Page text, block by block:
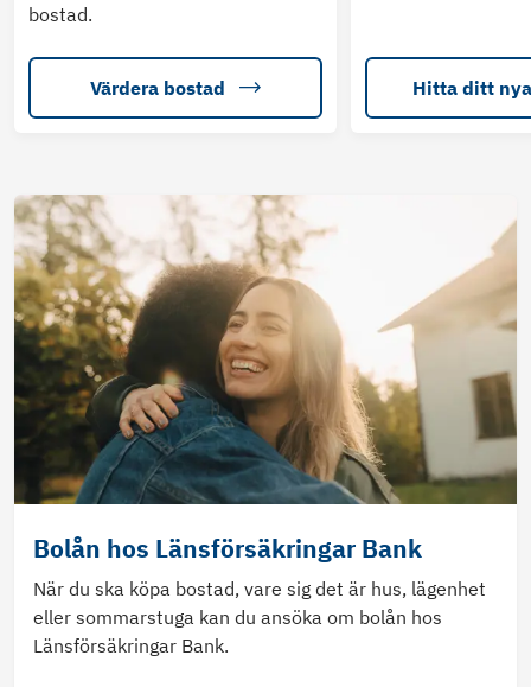
bostad.
Värdera bostad Hitta ditt
Bolån hos Länsförsäkringar Bank
När du ska köpa bostad, vare sig det är hus, lägenhet
eller sommarstuga kan du ansöka om bolån hos
Länsförsäkringar Bank.